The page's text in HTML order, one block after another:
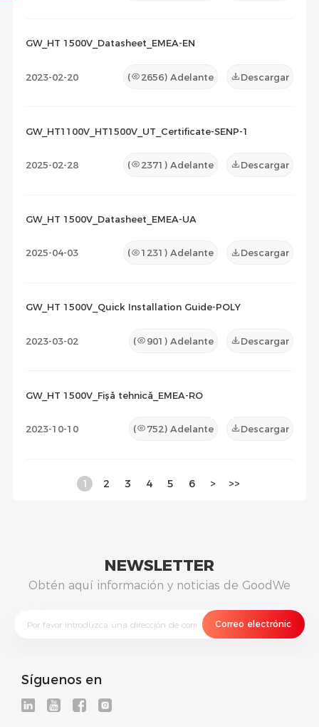
GW_HT 1500V_Datasheet_EMEA-EN
2023-02-20 ( 2656) Adelante Descargar
GW_HT1100V_HT1500V_UT_Certificate-SENP-1
2025-02-28 ( 2371 ) Adelante Descargar
GW_HT 1500V_Datasheet_EMEA-UA
2025-04-03 ( 1231 ) Adelante Descargar
GW_HT 1500V_Quick Installation Guide-POLY
2023-03-02 ( 901 ) Adelante Descargar
GW_HT 1500V_Fișă tehnică_EMEA-RO
2023-10-10 ( 752) Adelante Descargar
1 2 3 4 5 6 > >>
NEWSLETTER
Obtén aquí información y noticias de GoodWe
Síguenos en